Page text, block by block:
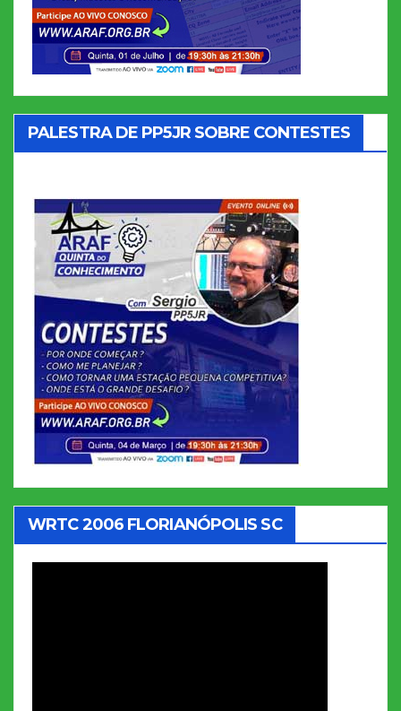
PALESTRA DE PP5JR SOBRE CONTESTES
WRTC 2006 FLORIANÓPOLIS SC